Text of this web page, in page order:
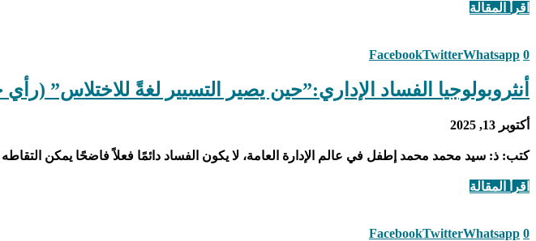
اقرأ المقالة
0
FacebookTwitterWhatsapp
أنثروبولوجيا الفساد الإداري:”حين يصير التسيير لغةً للاختلاس”
أكتوبر 13, 2025
كتب: ذ: سيد محمد محمد إطفل في عالم الإدارة العامة، لا يكون الفساد دائمًا فعلاً فاضحًا يمكن
اقرأ المقالة
0
FacebookTwitterWhatsapp